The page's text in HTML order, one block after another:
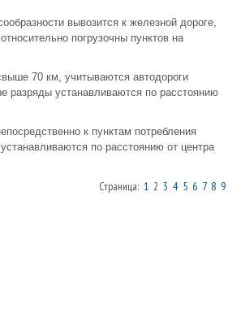
вывозится к железной дороге,
погрузочны пунктов на
70 км, учитываются автодороги
разряды устанавливаются по расстоянию
к пунктам потребления
по расстоянию от центра
Страница: 12 3 4 5 6 7 8 9